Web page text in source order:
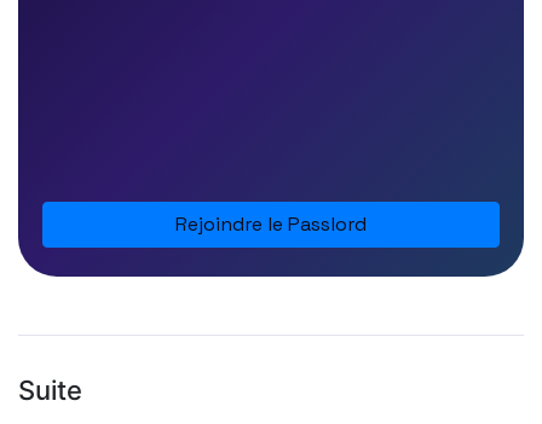
Rejoindre le Passlord
Suite